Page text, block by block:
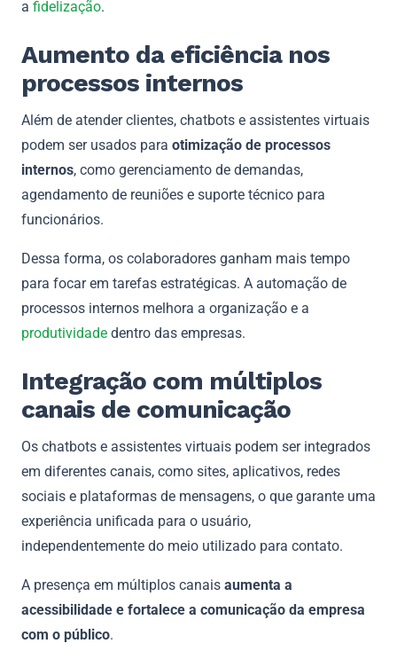
a fidelização.
Aumento da eficiência nos
processos internos
Além de atender clientes, chatbots e assistentes virtuais
podem ser usados ​​para otimização de processos
internos, como gerenciamento de demandas,
agendamento de reuniões e suporte técnico para
funcionários.
Dessa forma, os colaboradores ganham mais tempo
para focar em tarefas estratégicas. A automação de
processos internos melhora a organização e a
produtividade dentro das empresas.
Integração com múltiplos
canais de comunicação
Os chatbots e assistentes virtuais podem ser integrados
em diferentes canais, como sites, aplicativos, redes
sociais e plataformas de mensagens, o que garante uma
experiência unificada para o usuário,
independentemente do meio utilizado para contato.
A presença em múltiplos canais aumenta a
acessibilidade e fortalece a comunicação da empresa
com o público.